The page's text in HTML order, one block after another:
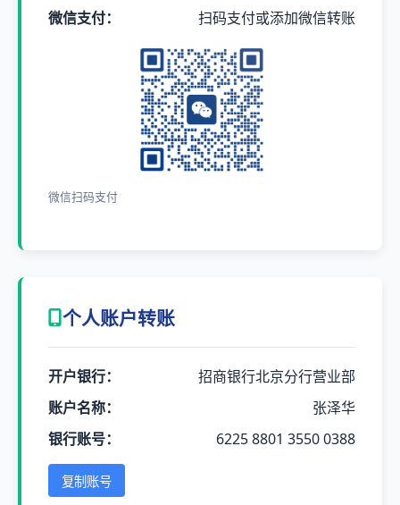
微信支付： 扫码支付或添加微信转账
微信扫码支付
个人账户转账
开户银行：
招商银行北京分行营业部
账户名称：
张泽华
银行账号：
6225 8801 3550 0388
复制账号